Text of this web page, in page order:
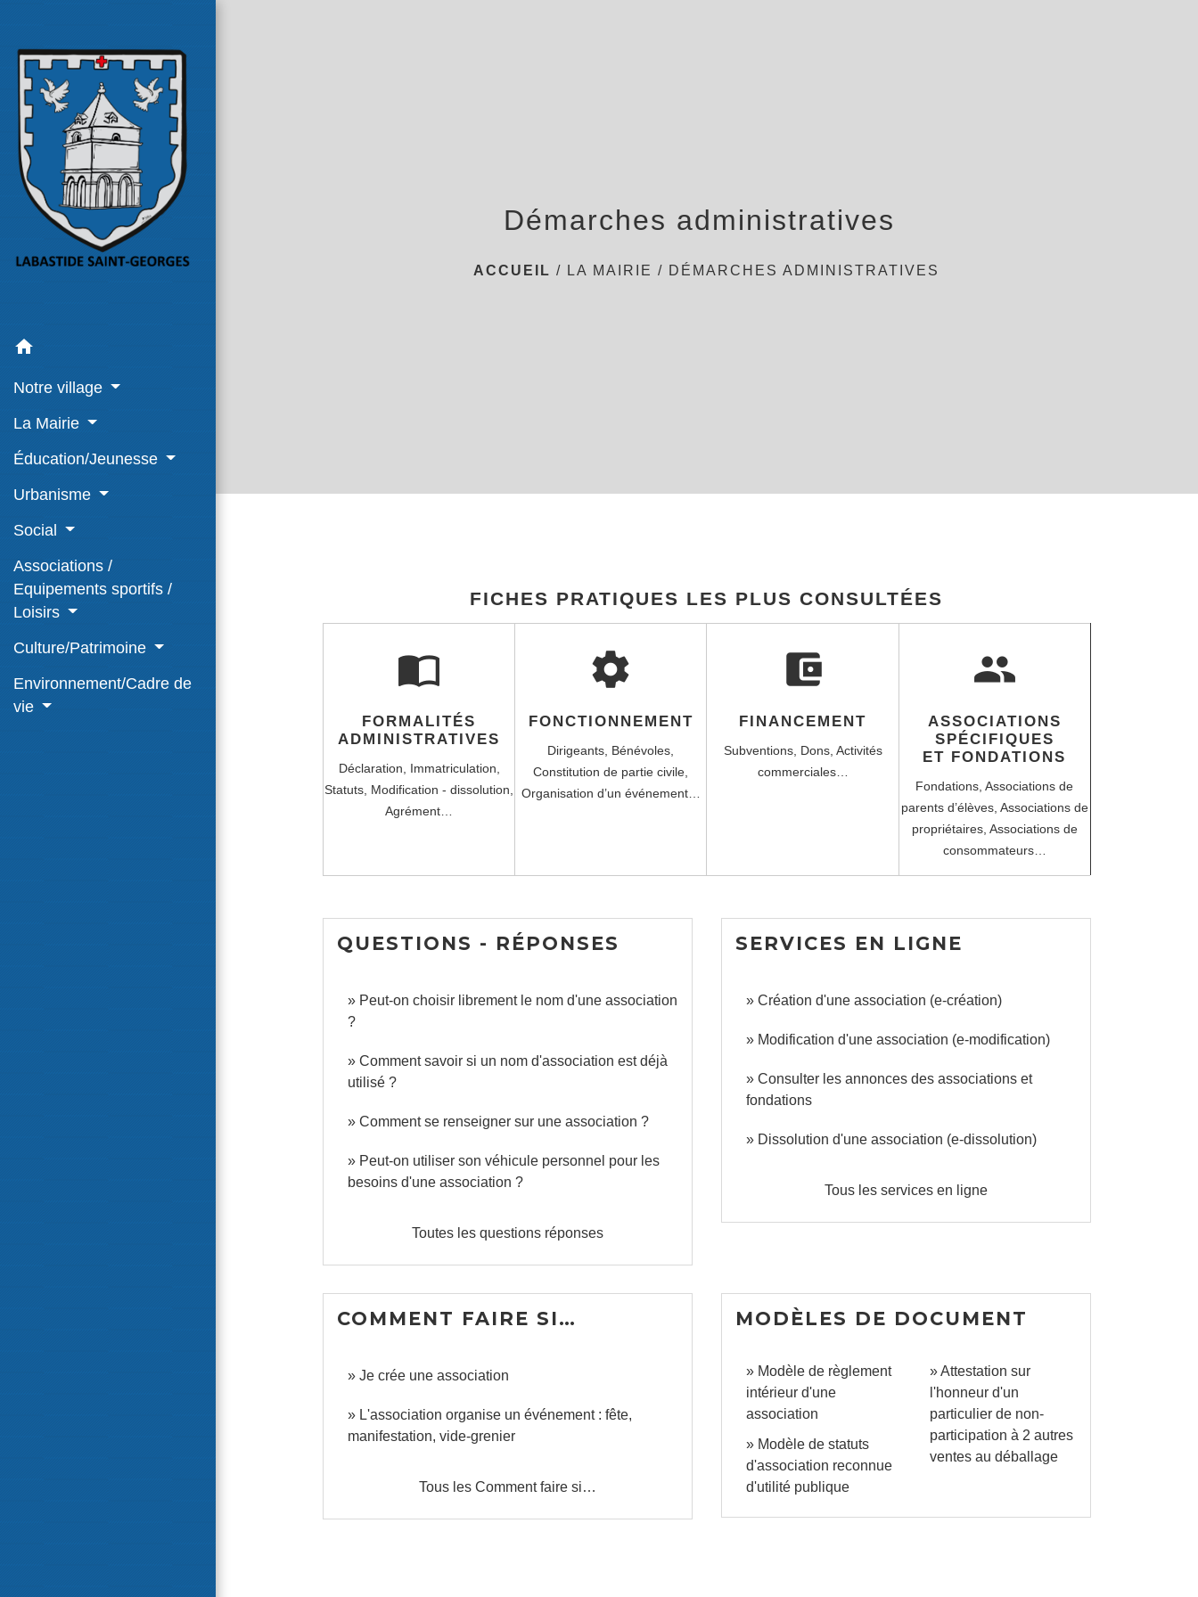
home
Notre village
La Mairie
Éducation/Jeunesse
Urbanisme
Social
Associations /
Equipements sportifs /
Loisirs
Culture/Patrimoine
Environnement/Cadre de
vie
Démarches administratives
ACCUEIL / LA MAIRIE / DÉMARCHES ADMINISTRATIVES
FICHES PRATIQUES LES PLUS CONSULTÉES
import_contacts
FORMALITÉS
ADMINISTRATIVES
Déclaration, Immatriculation,
Statuts, Modification - dissolution,
Agrément…
settings
FONCTIONNEMENT
Dirigeants, Bénévoles,
Constitution de partie civile,
Organisation d’un événement…
account_balance_wallet
FINANCEMENT
Subventions, Dons, Activités
commerciales…
group
ASSOCIATIONS
SPÉCIFIQUES
ET FONDATIONS
Fondations,Associations de
parents d’élèves, Associations de
propriétaires, Associations de
consommateurs…
QUESTIONS - RÉPONSES
Peut-on choisir librement le nom d'une association
?
Comment savoir si un nom d'association est déjà
utilisé ?
Comment se renseigner sur une association ?
Peut-on utiliser son véhicule personnel pour les
besoins d'une association ?
Toutes les questions réponses
SERVICES EN LIGNE
Création d'une association (e-création)
Modification d'une association (e-modification)
Consulter les annonces des associations et
fondations
Dissolution d'une association (e-dissolution)
Tous les services en ligne
COMMENT FAIRE SI…
Je crée une association
L'association organise un événement : fête,
manifestation, vide-grenier
Tous les Comment faire si…
MODÈLES DE DOCUMENT
Modèle de règlement
intérieur d'une
association
Modèle de statuts
d'association reconnue
d'utilité publique
Attestation sur
l'honneur d'un
particulier de non-
participation à 2 autres
ventes au déballage